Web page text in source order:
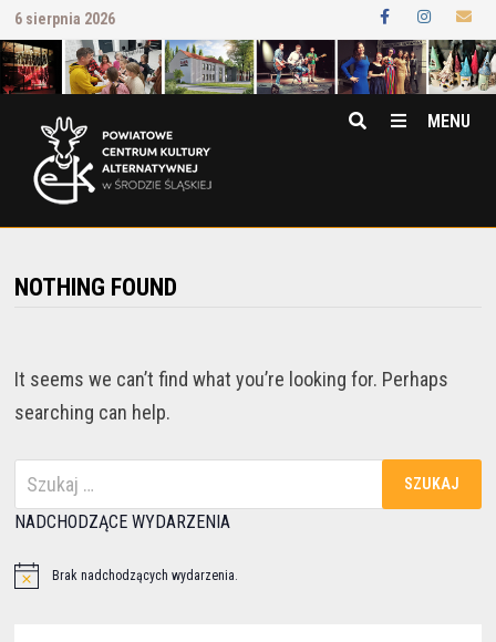
Przejdź
do
treści
6 sierpnia 2026
MENU
NOTHING FOUND
It seems we can’t find what you’re looking for. Perhaps
searching can help.
Szukaj:
NADCHODZĄCE WYDARZENIA
Brak nadchodzących wydarzenia.